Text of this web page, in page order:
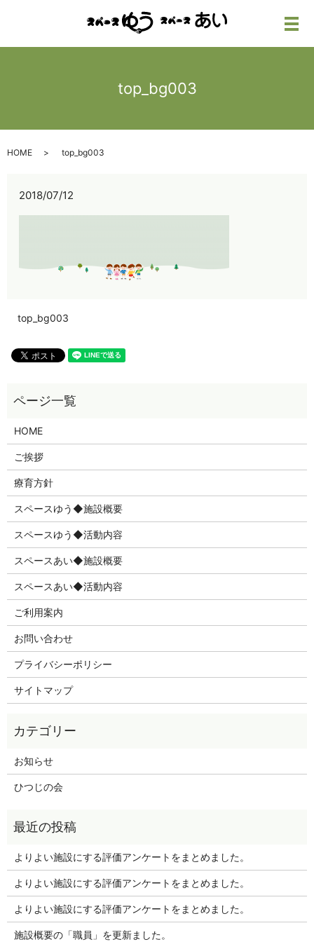
メ
top_bg003
HOME top_bg003
2018/07/12
top_bg003
HOME
ご挨拶
療育方針
スペースゆう◆施設概要
スペースゆう◆活動内容
スペースあい◆施設概要
スペースあい◆活動内容
ご利用案内
お問い合わせ
プライバシーポリシー
サイトマップ
お知らせ
ひつじの会
よりよい施設にする評価アンケートをまとめました。
よりよい施設にする評価アンケートをまとめました。
よりよい施設にする評価アンケートをまとめました。
施設概要の「職員」を更新ました。